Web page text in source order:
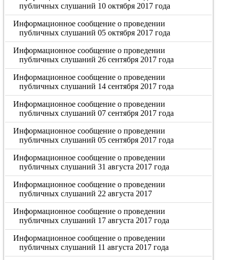
публичных слушаний 10 октября 2017 года
Информационное сообщение о проведении
публичных слушаний 05 октября 2017 года
Информационное сообщение о проведении
публичных слушаний 26 сентября 2017 года
Информационное сообщение о проведении
публичных слушаний 14 сентября 2017 года
Информационное сообщение о проведении
публичных слушаний 07 сентября 2017 года
Информационное сообщение о проведении
публичных слушаний 05 сентября 2017 года
Информационное сообщение о проведении
публичных слушаний 31 августа 2017 года
Информационное сообщение о проведении
публичных слушаний 22 августа 2017
Информационное сообщение о проведении
публичных слушаний 17 августа 2017 года
Информационное сообщение о проведении
публичных слушаний 11 августа 2017 года